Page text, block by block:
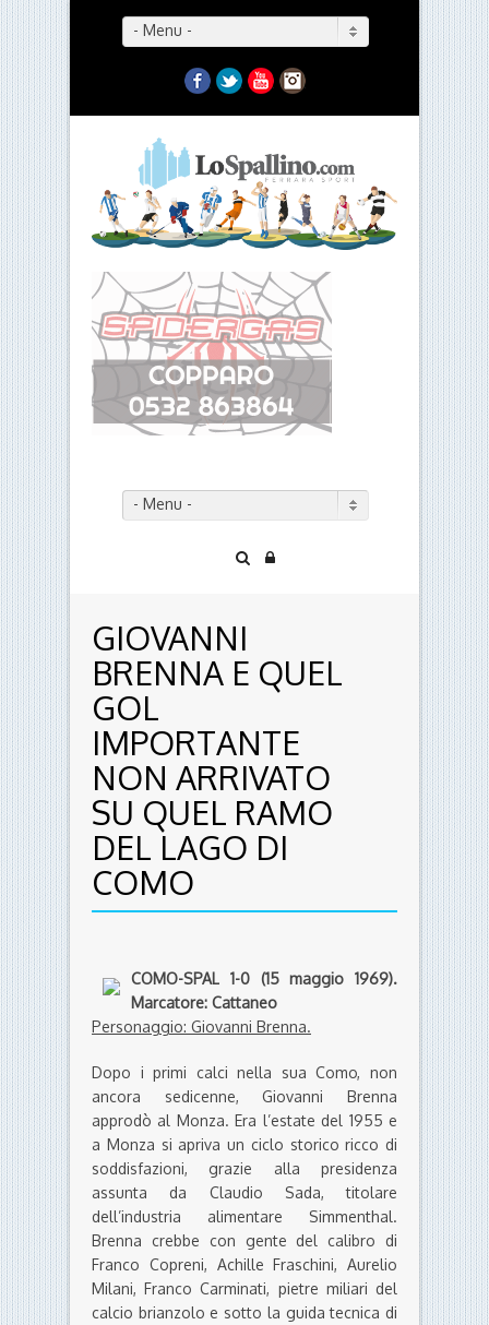
- Menu -
Facebook
TwitterYouTubeInstagram
- Menu -
GIOVANNI
BRENNA E QUEL
GOL
IMPORTANTE
NON ARRIVATO
SU QUEL RAMO
DEL LAGO DI
COMO
COMO-SPAL 1-0 (15 maggio 1969).
Marcatore: Cattaneo
Personaggio: Giovanni Brenna.
Dopo i primi calci nella sua Como, non
ancora sedicenne, Giovanni Brenna
approdò al Monza. Era l’estate del 1955 e
a Monza si apriva un ciclo storico ricco di
soddisfazioni, grazie alla presidenza
assunta da Claudio Sada, titolare
dell’industria alimentare Simmenthal.
Brenna crebbe con gente del calibro di
Franco Copreni, Achille Fraschini, Aurelio
Milani, Franco Carminati, pietre miliari del
calcio brianzolo e sotto la guida tecnica di